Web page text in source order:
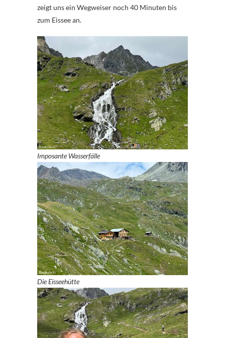
zeigt uns ein Wegweiser noch 40 Minuten bis
zum Eissee an.
Imposante Wasserfälle
Die Eisseehütte